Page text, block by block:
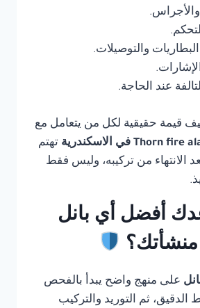
والتوصيلات.
عند الحاجة.
قيمة حقيقية لكل من يتعامل مع
تهتم
الانتهاء من تركيبه، وليس فقط
أفضل أي بانل
على منهج واضح يبدأ بالفحص
الدقيق، ثم التوريد والتركيب